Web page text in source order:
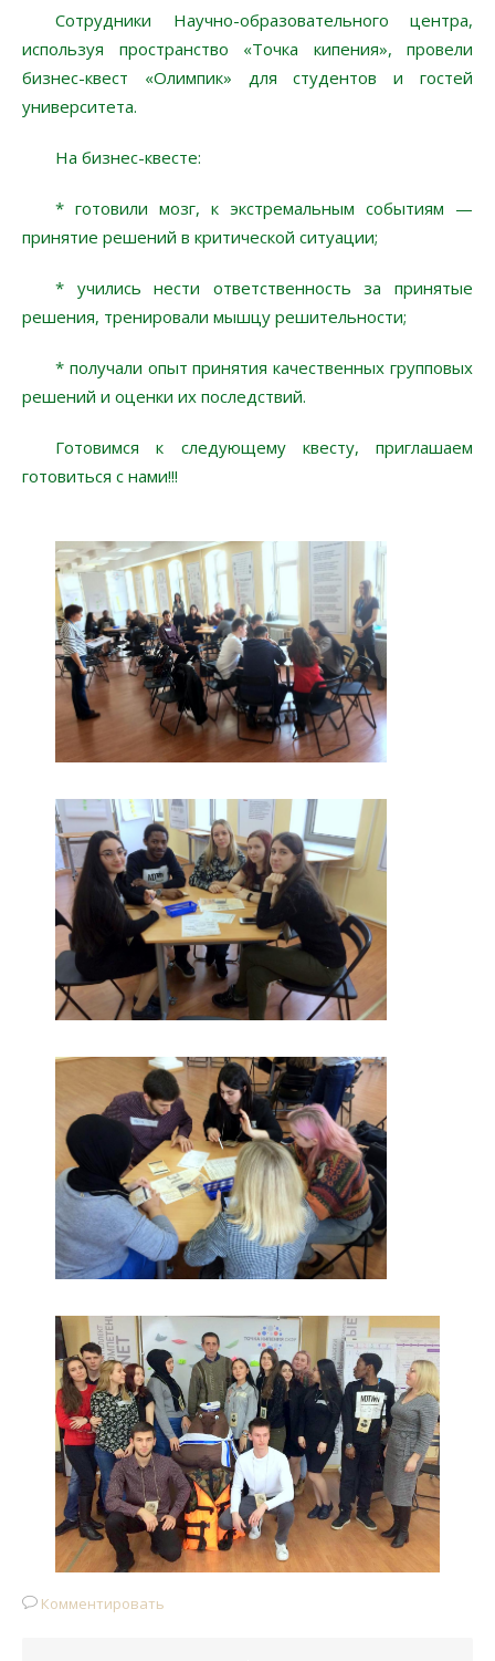
Сотрудники Научно-образовательного центра,
используя пространство «Точка кипения», провели
бизнес-квест «Олимпик» для студентов и гостей
университета.
На бизнес-квесте:
* готовили мозг, к экстремальным событиям —
принятие решений в критической ситуации;
* учились нести ответственность за принятые
решения, тренировали мышцу решительности;
* получали опыт принятия качественных групповых
решений и оценки их последствий.
Готовимся к следующему квесту, приглашаем
готовиться с нами!!!
Комментировать